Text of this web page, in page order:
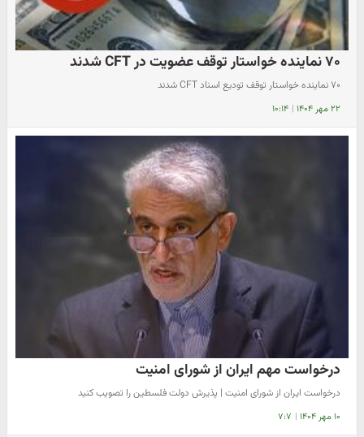
۷۰ نماینده خواستار توقف عضویت در CFT شدند
۷۰ نماینده خواستار توقف تودیع اسناد CFT شدند
۲۲ مهر ۱۴۰۴ | ۱۰:۱۴
درخواست مهم ایران از شورای امنیت
درخواست ایران از شورای امنیت | پذیرش دولت فلسطین را تصویب کنید​
۱۰ مهر ۱۴۰۴ | ۷:۷